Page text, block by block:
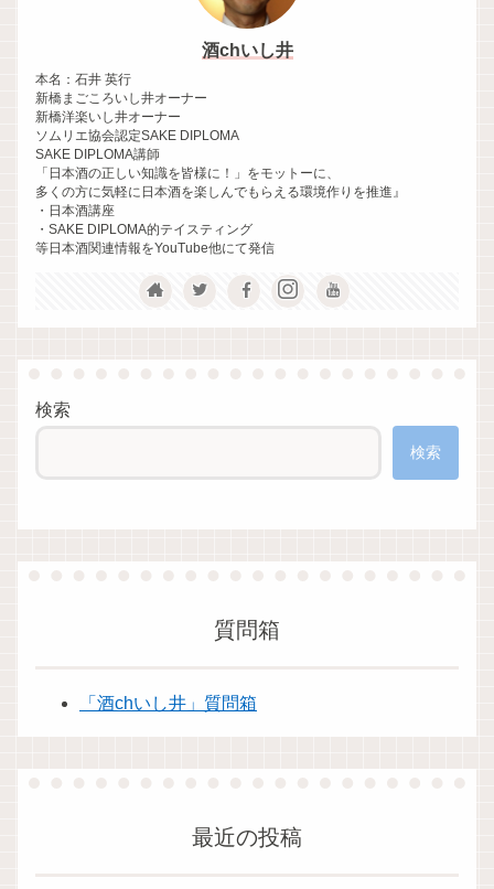
酒chいし井
本名：石井 英行
新橋まごころいし井オーナー
新橋洋楽いし井オーナー
ソムリエ協会認定SAKE DIPLOMA
SAKE DIPLOMA講師
「日本酒の正しい知識を皆様に！」をモットーに、
多くの方に気軽に日本酒を楽しんでもらえる環境作りを推進』
・日本酒講座
・SAKE DIPLOMA的テイスティング
等日本酒関連情報をYouTube他にて発信
検索
検索
質問箱
「酒chいし井」質問箱
最近の投稿